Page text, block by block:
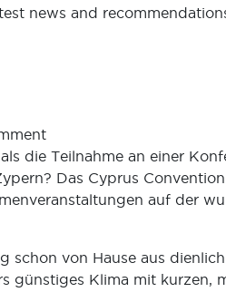
news and
die Teilnahme an einer
Das Cyprus
auf der
schon von Hause aus
günstiges Klima mit kurzen,